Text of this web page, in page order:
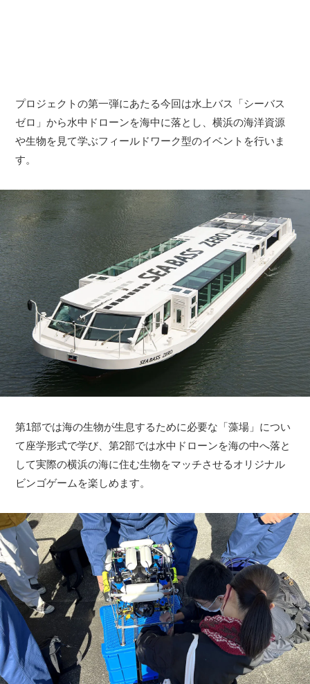
プロジェクトの第一弾にあたる今回は水上バス「シーバス
ゼロ」から水中ドローンを海中に落とし、横浜の海洋資源
や生物を見て学ぶフィールドワーク型のイベントを行いま
す。
第1部では海の生物が生息するために必要な「藻場」につい
て座学形式で学び、第2部では水中ドローンを海の中へ落と
して実際の横浜の海に住む生物をマッチさせるオリジナル
ビンゴゲームを楽しめます。